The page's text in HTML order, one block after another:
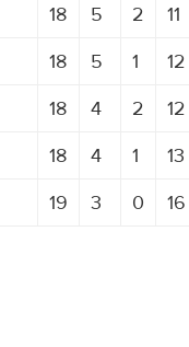
18 5 2
11
18 5 1
12
18 4 2
12
18 4 1
13
19 3 0 16